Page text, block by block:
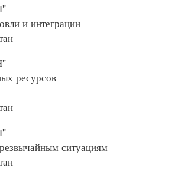
и интеграции
ресурсов
ситуациям